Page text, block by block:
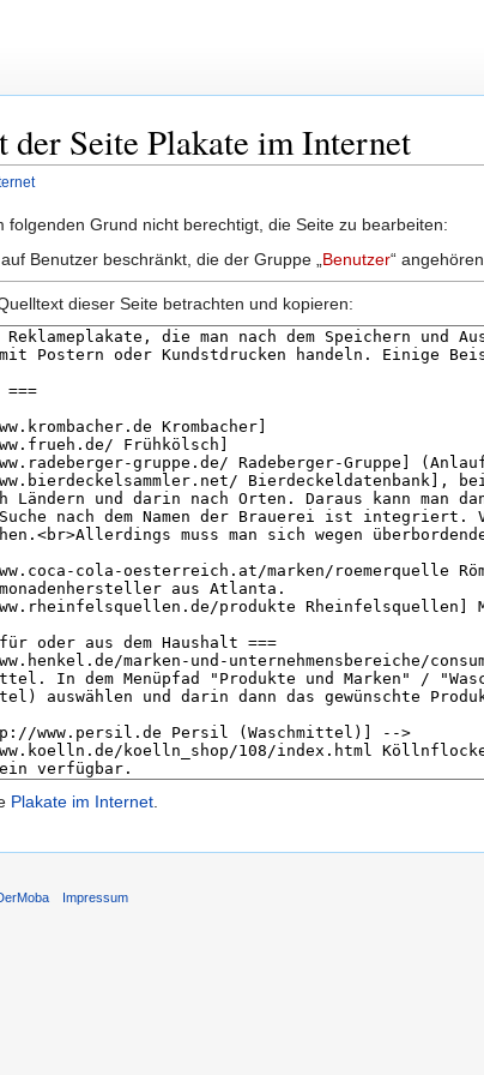
der Seite Plakate im Internet
folgenden Grund nicht berechtigt, die Seite zu bearbeiten:
Benutzer beschränkt, die der Gruppe „ Benutzer“ angehören.
dieser Seite betrachten und kopieren:
Plakate im Internet.
Impressum